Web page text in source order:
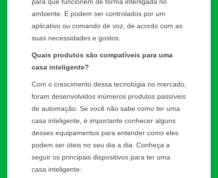
ambiente. E podem ser controlados por um
aplicativo ou comando de voz, de acordo com as
suas necessidades e gostos.
Quais produtos são compatíveis para uma
casa inteligente?
Com o crescimento dessa tecnologia no mercado,
foram desenvolvidos inúmeros produtos passíveis
de automação. Se você não sabe como ter uma
casa inteligente, é importante conhecer alguns
desses equipamentos para entender como eles
podem ser úteis no seu dia a dia. Conheça a
seguir os principais dispositivos para ter uma
casa inteligente: